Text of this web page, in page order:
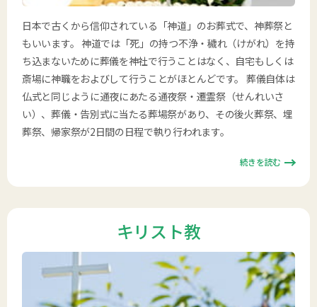
日本で古くから信仰されている「神道」のお葬式で、神葬祭と
もいいます。 神道では「死」の持つ不浄・穢れ（けがれ）を持
ち込まないために葬儀を神社で行うことはなく、自宅もしくは
斎場に神職をおよびして行うことがほとんどです。 葬儀自体は
仏式と同じように通夜にあたる通夜祭・遷霊祭（せんれいさ
い）、葬儀・告別式に当たる葬場祭があり、その後火葬祭、埋
葬祭、帰家祭が2日間の日程で執り行われます。
続きを読む
キリスト教